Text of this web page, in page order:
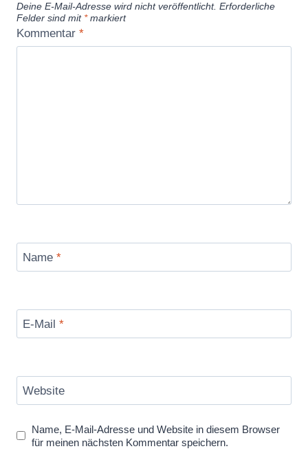
Deine E-Mail-Adresse wird nicht veröffentlicht. Erforderliche
Felder sind mit *markiert
Kommentar *
Name *
E-Mail *
Website
Name, E-Mail-Adresse und Website in diesem Browser
für meinen nächsten Kommentar speichern.